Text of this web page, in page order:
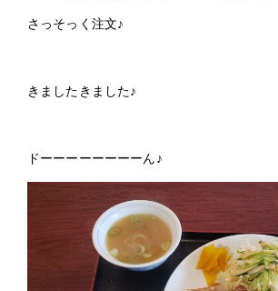
さっそっく注文♪
きましたきました♪
ドーーーーーーーーん♪